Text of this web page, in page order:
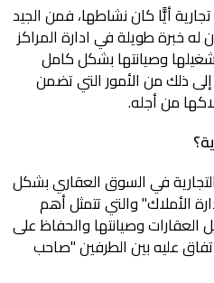
أيًّا كان نشاطها، فمن الجيد
خبرة طويلة في ادارة المراكز
وصيانتها بشكل كامل
ذلك من الأمور التي تضمن
من أجله.
؟
في السوق العقاري بشكل
الأملاك" والتي تتمثل أهم
وصيانتها والحفاظ على
عليه بين الطرفين "صاحب